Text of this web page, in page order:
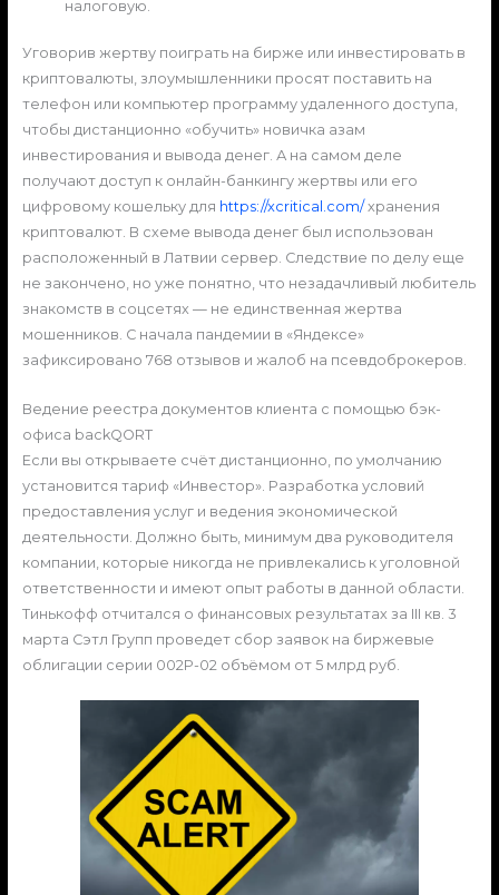
налоговую.
Уговорив жертву поиграть на бирже или инвестировать в
криптовалюты, злоумышленники просят поставить на
телефон или компьютер программу удаленного доступа,
чтобы дистанционно «обучить» новичка азам
инвестирования и вывода денег. А на самом деле
получают доступ к онлайн-банкингу жертвы или его
цифровому кошельку для https://xcritical.com/хранения
криптовалют. В схеме вывода денег был использован
расположенный в Латвии сервер. Следствие по делу еще
не закончено, но уже понятно, что незадачливый любитель
знакомств в соцсетях — не единственная жертва
мошенников. С начала пандемии в «Яндексе»
зафиксировано 768 отзывов и жалоб на псевдоброкеров.
Ведение реестра документов клиента с помощью бэк-
офиса backQORT
Если вы открываете счёт дистанционно, по умолчанию
установится тариф «Инвестор». Разработка условий
предоставления услуг и ведения экономической
деятельности. Должно быть, минимум два руководителя
компании, которые никогда не привлекались к уголовной
ответственности и имеют опыт работы в данной области.
Тинькофф отчитался о финансовых результатах за III кв. 3
марта Сэтл Групп проведет сбор заявок на биржевые
облигации серии 002Р-02 объёмом от 5 млрд руб.